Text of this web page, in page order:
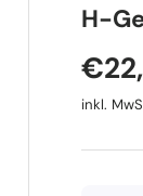
Max
H-
inkl.